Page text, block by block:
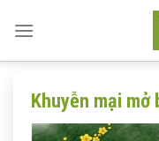
Khuyễn mại mở